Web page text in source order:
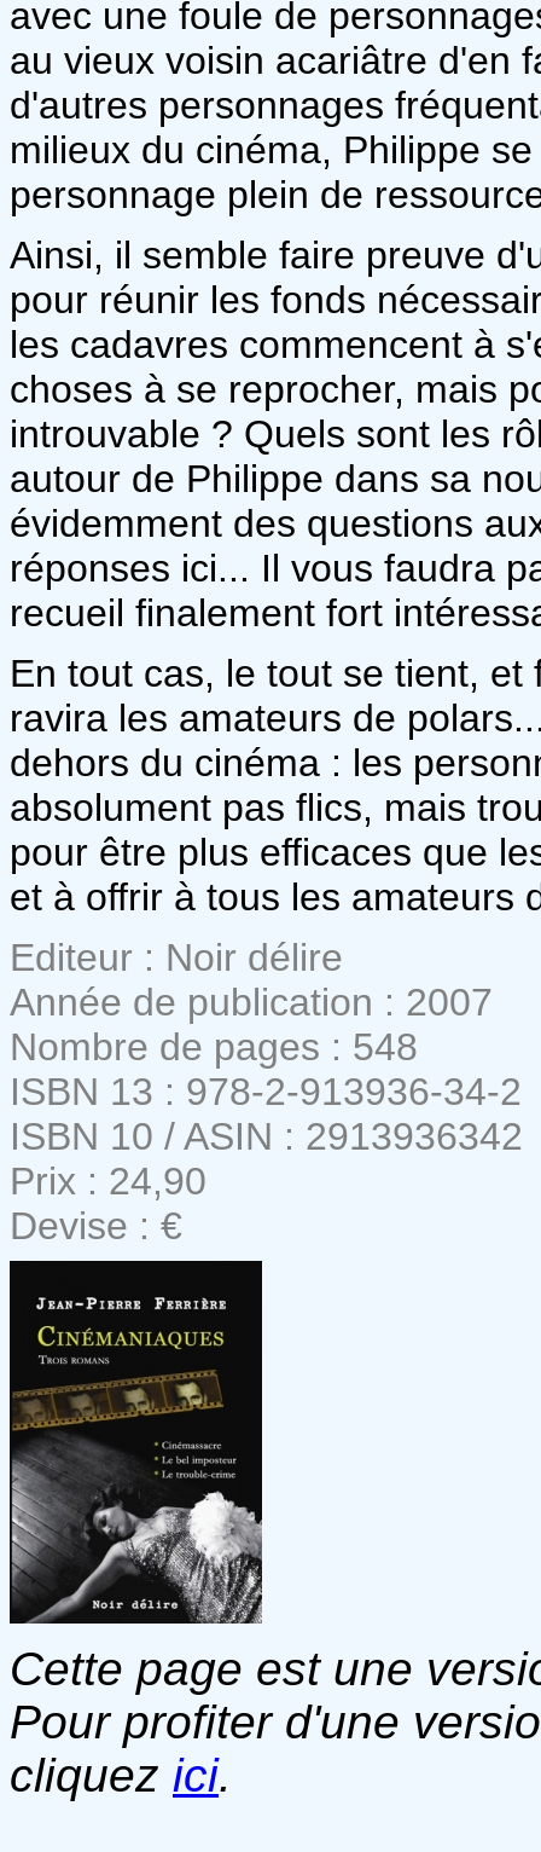
avec une foule de
au vieux voisin acariâtre d'en
d'autres personnages
milieux du cinéma, Philippe
personnage plein de
Ainsi, il semble faire preuve
pour réunir les fonds
les cadavres commencent à
choses à se reprocher, mais
introuvable ? Quels sont les
autour de Philippe dans sa
évidemment des questions
réponses ici... Il vous faudra
recueil finalement fort
En tout cas, le tout se tient,
ravira les amateurs de
dehors du cinéma : les
absolument pas flics, mais
pour être plus efficaces que
et à offrir à tous les amateurs
Editeur : Noir délire
Année de publication : 2007
Nombre de pages : 548
ISBN 13 : 978-2-913936-34-2
ISBN 10 / ASIN : 2913936342
Prix : 24,90
Devise : €
Cette page est une
Pour profiter d'une
cliquez ici.